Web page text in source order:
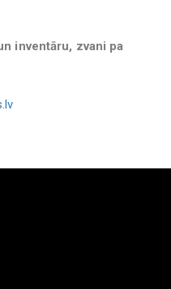
inventāru, zvani pa